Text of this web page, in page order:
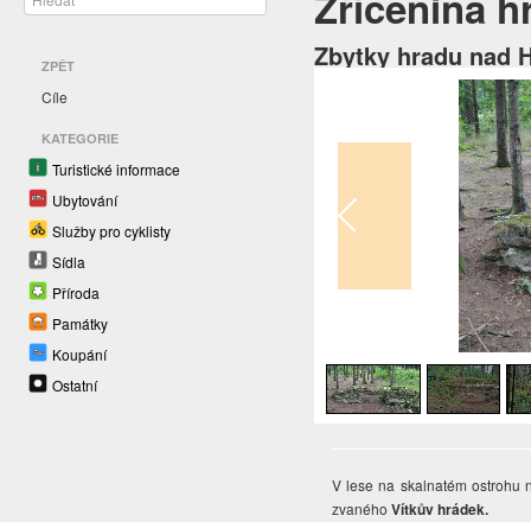
ZPĚT
Cíle
KATEGORIE
Turistické informace
Ubytování
Služby pro cyklisty
Sídla
Příroda
Památky
Koupání
Ostatní
Zbytky hradu nad
V lese na skalnatém ostrohu
zvanéhoVítkův hrádek.